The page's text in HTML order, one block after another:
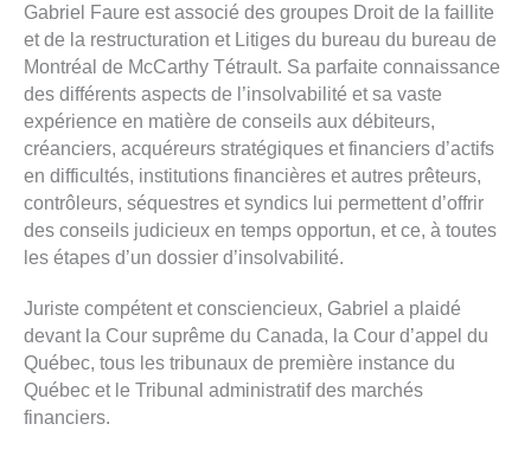
Gabriel Faure est associé des groupes Droit de la faillite
et de la restructuration et Litiges du bureau du bureau de
Montréal de McCarthy Tétrault. Sa parfaite connaissance
des différents aspects de l’insolvabilité et sa vaste
expérience en matière de conseils aux débiteurs,
créanciers, acquéreurs stratégiques et financiers d’actifs
en difficultés, institutions financières et autres prêteurs,
contrôleurs, séquestres et syndics lui permettent d’offrir
des conseils judicieux en temps opportun, et ce, à toutes
les étapes d’un dossier d’insolvabilité.
Juriste compétent et consciencieux, Gabriel a plaidé
devant la Cour suprême du Canada, la Cour d’appel du
Québec, tous les tribunaux de première instance du
Québec et le Tribunal administratif des marchés
financiers.